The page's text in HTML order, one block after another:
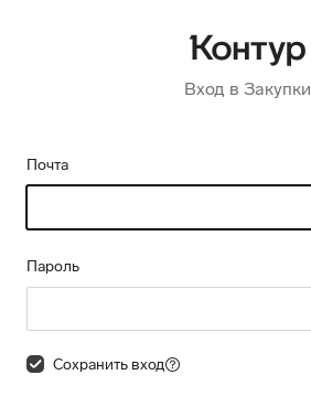
Вход в Закупки
Почта
Пароль
Сохранить вход